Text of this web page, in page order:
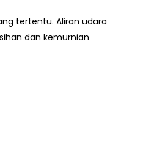
tertentu. Aliran udara
dan kemurnian